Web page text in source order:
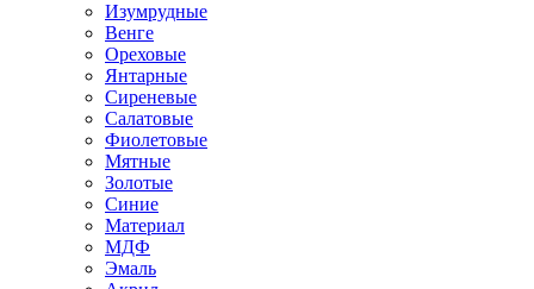
Изумрудные
Венге
Ореховые
Янтарные
Сиреневые
Салатовые
Фиолетовые
Мятные
Золотые
Синие
Материал
МДФ
Эмаль